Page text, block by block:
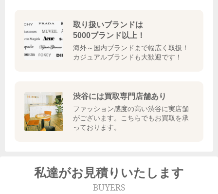
取り扱いブランドは
5000ブランド以上！
海外～国内ブランドまで幅広く取扱！
カジュアルブランドも大歓迎です！
渋谷には買取専門店舗あり
ファッション感度の高い渋谷に実店舗
がございます。こちらでもお買取を承
っております。
私達がお見積りいたします
BUYERS